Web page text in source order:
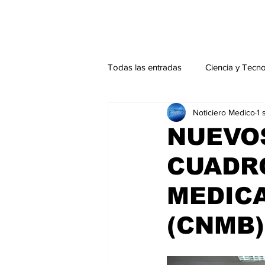
Todas las entradas Ciencia y
Actualidad Salud Mental
Endocrinología Actualidad
Especiales especial Perfiles
(CNMB)
Noticiero Medico1